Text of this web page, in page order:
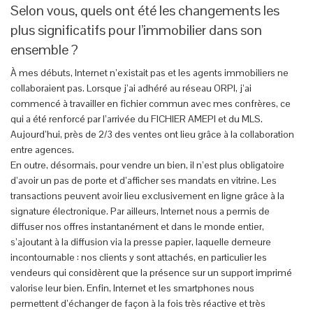
Selon vous, quels ont été les changements les
plus significatifs pour l’immobilier dans son
ensemble ?
À mes débuts, Internet n’existait pas et les agents immobiliers ne
collaboraient pas. Lorsque j’ai adhéré au réseau ORPI, j’ai
commencé à travailler en fichier commun avec mes confrères, ce
qui a été renforcé par l’arrivée du FICHIER AMEPI et du MLS.
Aujourd’hui, près de 2/3 des ventes ont lieu grâce à la collaboration
entre agences.
En outre, désormais, pour vendre un bien, il n’est plus obligatoire
d’avoir un pas de porte et d’afficher ses mandats en vitrine. Les
transactions peuvent avoir lieu exclusivement en ligne grâce à la
signature électronique. Par ailleurs, Internet nous a permis de
diffuser nos offres instantanément et dans le monde entier,
s’ajoutant à la diffusion via la presse papier, laquelle demeure
incontournable : nos clients y sont attachés, en particulier les
vendeurs qui considèrent que la présence sur un support imprimé
valorise leur bien. Enfin, Internet et les smartphones nous
permettent d’échanger de façon à la fois très réactive et très